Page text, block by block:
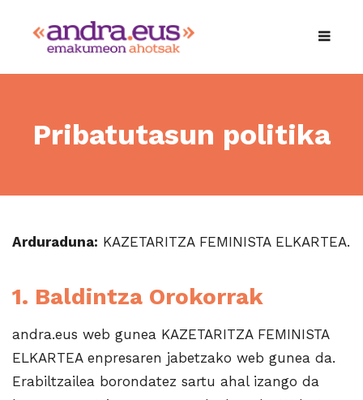
Pribatutasun politika
Arduraduna: KAZETARITZA FEMINISTA ELKARTEA.
1. Baldintza Orokorrak
andra.eus web gunea KAZETARITZA FEMINISTA
ELKARTEA enpresaren jabetzako web gunea da.
Erabiltzailea borondatez sartu ahal izango da